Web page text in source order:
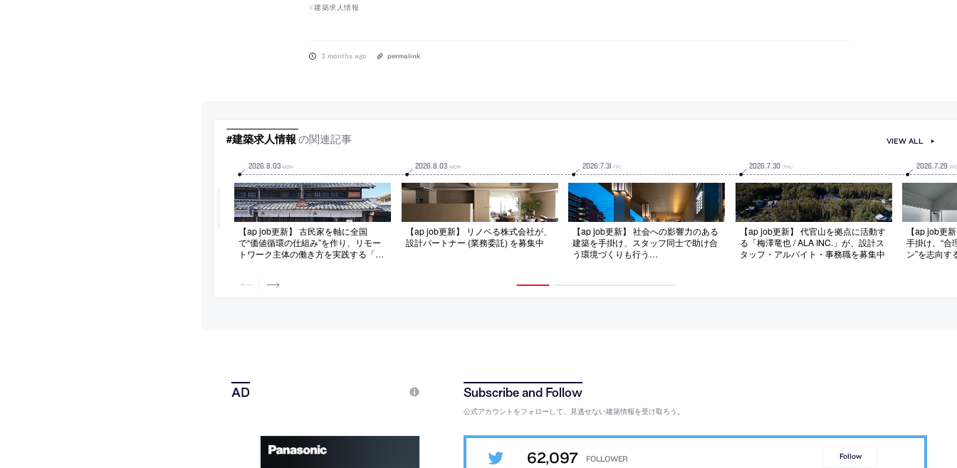
建築求人情報
3 months ago permalink
#建築求人情報 の関連記事
2026.8.03 MON
【ap job更新】 古民家を軸に全国
で“価値循環の仕組み”を作り、リモー
トワーク主体の働き方を実践する「株
2026.8.03 MON
【ap job更新】 リノベる株式会社が、
設計パートナー (業務委託) を募集中
2026.7.31 FRI
【ap job更新】 社会への影響力のある
建築を手掛け、スタッフ同士で助け合
う環境づくりも行う
募集中
2026.7.30 THU
【ap job更新】 代官山を拠点に活動す
る「梅澤竜也 / ALA INC.」が、設計ス
タッフ・アルバイト・事務職を募集中
2026.7.29
【ap job更
手掛け、“合
ン”を志向す
VIEW ALL
公式アカウントをフォローして、見逃せない建築情報を受け取ろう。
62,097 Follow